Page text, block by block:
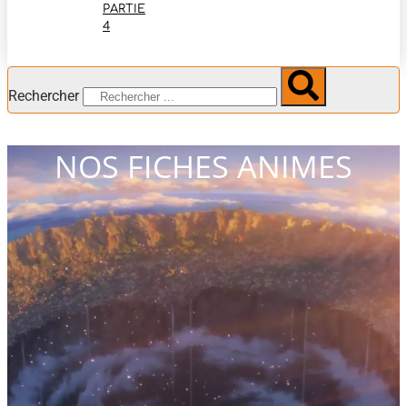
PARTIE
4
Rechercher
NOS FICHES ANIMES